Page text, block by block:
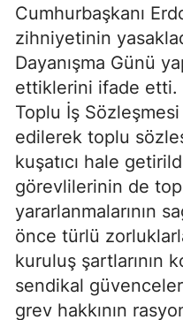
Cumhurbaşkanı
zihniyetinin
Dayanışma Günü
ettiklerini ifade etti.
Toplu İş
edilerek toplu
kuşatıcı hale
görevlilerinin de
yararlanmalarının
önce türlü
kuruluş şartlarının
sendikal
grev hakkının